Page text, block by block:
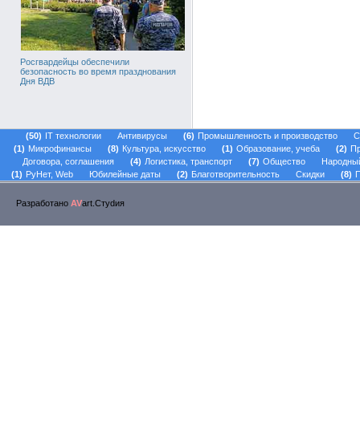
Росгвардейцы обеспечили
безопасность во время празднования
Дня ВДВ
50 IT технологии Антивирусы 6 Промышленность и производство
1
Микрофинансы 8 Культура, искусство 1 Образование, учеба 2
Договора, соглашения
4 Логистика, транспорт 7 Общество
1
РуНет, Web Юбилейные даты 2 Благотворительность Скидки 8
Разработано AVart.Стуdия